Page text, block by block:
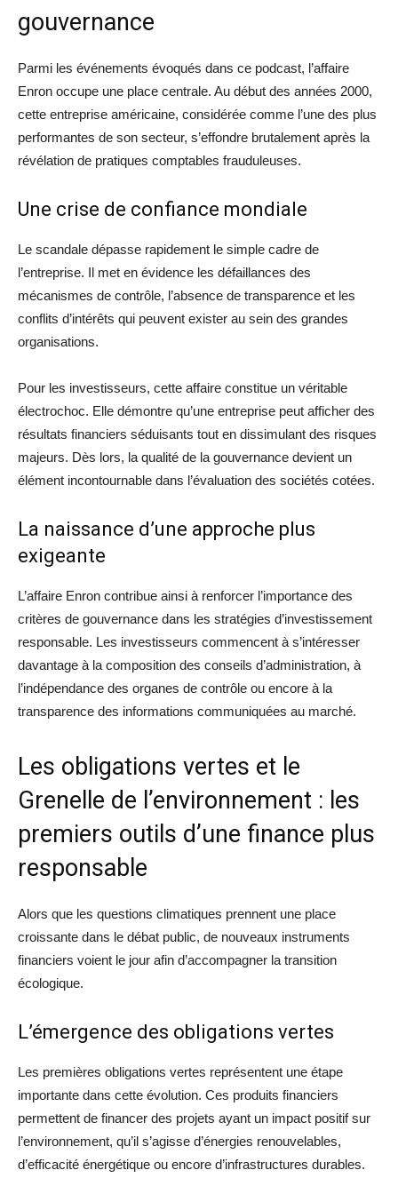
gouvernance
Parmi les événements évoqués dans ce podcast, l’affaire
Enron occupe une place centrale. Au début des années 2000,
cette entreprise américaine, considérée comme l’une des plus
performantes de son secteur, s’effondre brutalement après la
révélation de pratiques comptables frauduleuses.
Une crise de confiance mondiale
Le scandale dépasse rapidement le simple cadre de
l’entreprise. Il met en évidence les défaillances des
mécanismes de contrôle, l’absence de transparence et les
conflits d’intérêts qui peuvent exister au sein des grandes
organisations.
Pour les investisseurs, cette affaire constitue un véritable
électrochoc. Elle démontre qu’une entreprise peut afficher des
résultats financiers séduisants tout en dissimulant des risques
majeurs. Dès lors, la qualité de la gouvernance devient un
élément incontournable dans l’évaluation des sociétés cotées.
La naissance d’une approche plus
exigeante
L’affaire Enron contribue ainsi à renforcer l’importance des
critères de gouvernance dans les stratégies d’investissement
responsable. Les investisseurs commencent à s’intéresser
davantage à la composition des conseils d’administration, à
l’indépendance des organes de contrôle ou encore à la
transparence des informations communiquées au marché.
Les obligations vertes et le
Grenelle de l’environnement : les
premiers outils d’une finance plus
responsable
Alors que les questions climatiques prennent une place
croissante dans le débat public, de nouveaux instruments
financiers voient le jour afin d’accompagner la transition
écologique.
L’émergence des obligations vertes
Les premières obligations vertes représentent une étape
importante dans cette évolution. Ces produits financiers
permettent de financer des projets ayant un impact positif sur
l’environnement, qu’il s’agisse d’énergies renouvelables,
d’efficacité énergétique ou encore d’infrastructures durables.